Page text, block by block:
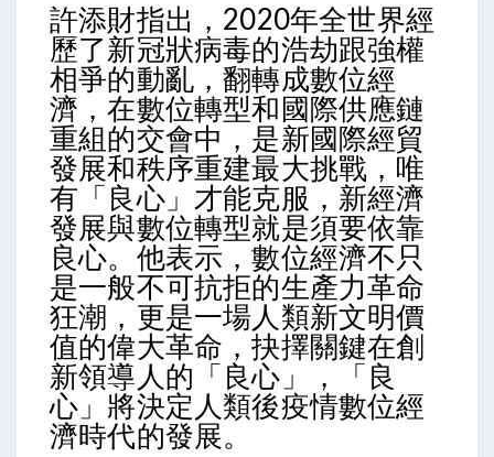
許添財指出，2020年全世界經
歷了新冠狀病毒的浩劫跟強權
相爭的動亂，翻轉成數位經
濟，在數位轉型和國際供應鏈
重組的交會中，是新國際經貿
發展和秩序重建最大挑戰，唯
有「良心」才能克服，新經濟
發展與數位轉型就是須要依靠
良心。他表示，數位經濟不只
是一般不可抗拒的生產力革命
狂潮，更是一場人類新文明價
值的偉大革命，抉擇關鍵在創
新領導人的「良心」，「良
心」將決定人類後疫情數位經
濟時代的發展。